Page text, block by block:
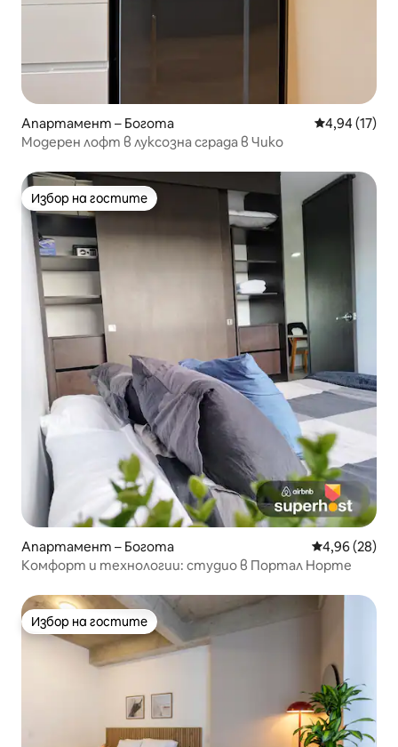
Апартамент – Богота Средна
4,94 (17)
Модерен лофт в луксозна сграда в Чико
Избор на гостите
Избор на гостите
Апартамент – Богота Средна
4,96 (28)
Комфорт и технологии: студио в Портал Норте
Избор на гостите
Избор на гостите